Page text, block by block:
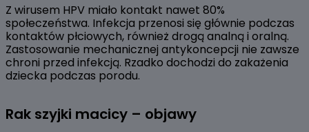
Z wirusem HPV miało kontakt nawet 80%
społeczeństwa. Infekcja przenosi się głównie podczas
kontaktów płciowych, również drogą analną i oralną.
Zastosowanie mechanicznej antykoncepcji nie zawsze
chroni przed infekcją. Rzadko dochodzi do zakażenia
dziecka podczas porodu.
Rak szyjki macicy – objawy